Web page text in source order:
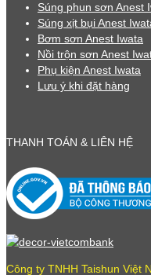
Súng phun sơn Anest
Súng xịt bụi Anest
Bơm sơn Anest Iwata
Nồi trộn sơn Anest
Phụ kiện Anest Iwata
Lưu ý khi đặt hàng
THANH TOÁN & LIÊN HỆ
Công ty TNHH Taishun Việt